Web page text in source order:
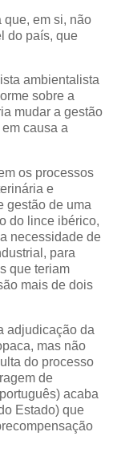
que, em si, não
do país, que
ambientalista
sobre a
mudar a gestão
causa a
os processos
e
gestão de uma
do lince ibérico,
necessidade de
para
que teriam
mais de dois
adjudicação da
mas não
do processo
de
acaba
Estado) que